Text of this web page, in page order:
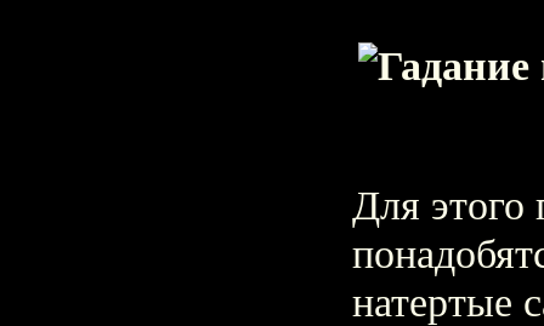
Для этого
натертые